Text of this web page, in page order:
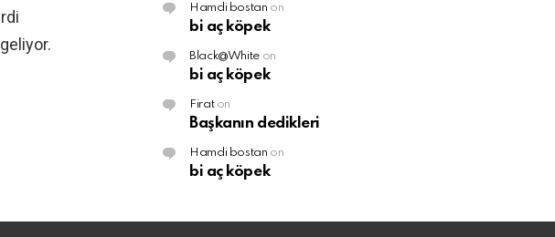
Hamdi bostan on
bi aç köpek
Black@White on
bi aç köpek
Firaton
Başkanın dedikleri
Hamdi bostan on
bi aç köpek